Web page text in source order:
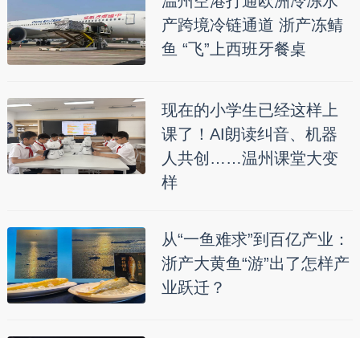
产跨境冷链通道 浙产冻鲭
鱼 “飞”上西班牙餐桌
现在的小学生已经这样上
课了！AI朗读纠音、机器
人共创……温州课堂大变
样
从“一鱼难求”到百亿产业：
浙产大黄鱼“游”出了怎样产
业跃迁？